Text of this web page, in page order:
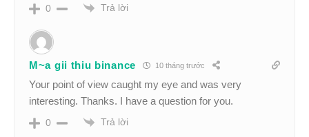
0 Trả lời
M~a gii thiu binance 10 tháng trước
Your point of view caught my eye and was very
interesting. Thanks. I have a question for you.
0 Trả lời